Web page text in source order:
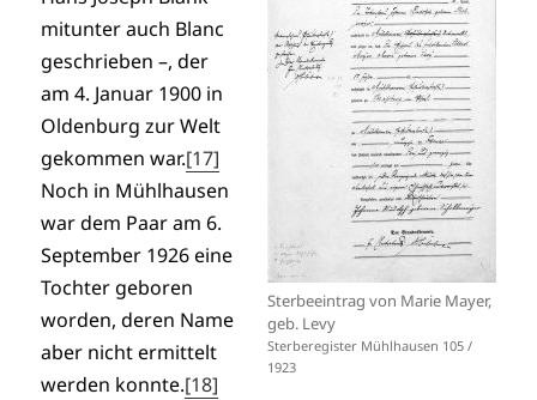
Sterbeeintrag von Marie Mayer,
geb. Levy
Sterberegister Mühlhausen 105 /
1923
mitunter auch Blanc
geschrieben –, der
am 4. Januar 1900 in
Oldenburg zur Welt
gekommen war.[17]
Noch in Mühlhausen
war dem Paar am 6.
September 1926 eine
Tochter geboren
worden, deren Name
aber nicht ermittelt
werden konnte.[18]